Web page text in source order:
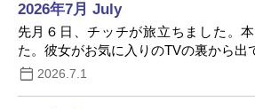
2026年7月 July
先月６日、チッチが旅立ちました。
た。彼女がお気に入りのTVの裏から
2026.7.1